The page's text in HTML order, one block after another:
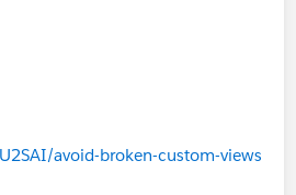
avoid-broken-custom-views